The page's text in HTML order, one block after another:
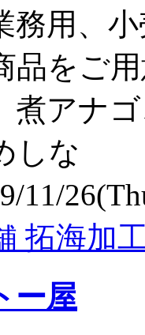
務用、
品をご
煮アナ
しな
11/
拓海加
ー屋